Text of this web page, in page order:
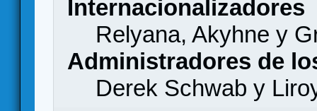
Internacionalizadores
Relyana, Akyhne y
Administradores de
Derek Schwab y